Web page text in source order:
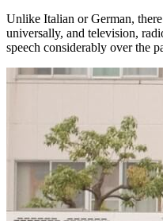
Unlike Italian or German,
universally, and television,
speech considerably over the